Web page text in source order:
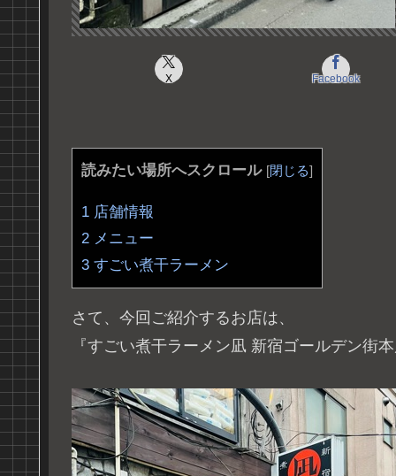
X Facebook
読みたい場所へスクロール [閉じる]
1 店舗情報
2 メニュー
3 すごい煮干ラーメン
さて、今回ご紹介するお店は、
『すごい煮干ラーメン凪 新宿ゴールデン街